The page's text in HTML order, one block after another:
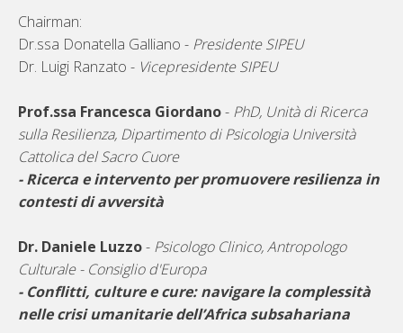
Chairman:
Dr.ssa Donatella Galliano - Presidente SIPEU
Dr. Luigi Ranzato - Vicepresidente SIPEU
Prof.ssa Francesca Giordano- PhD, Unità di Ricerca
sulla Resilienza, Dipartimento di Psicologia Università
Cattolica del Sacro Cuore
- Ricerca e intervento per promuovere resilienza in
contesti di avversità
Dr. Daniele Luzzo- Psicologo Clinico, Antropologo
Culturale - Consiglio d'Europa
- Conflitti, culture e cure: navigare la complessità
nelle crisi umanitarie dell’Africa subsahariana